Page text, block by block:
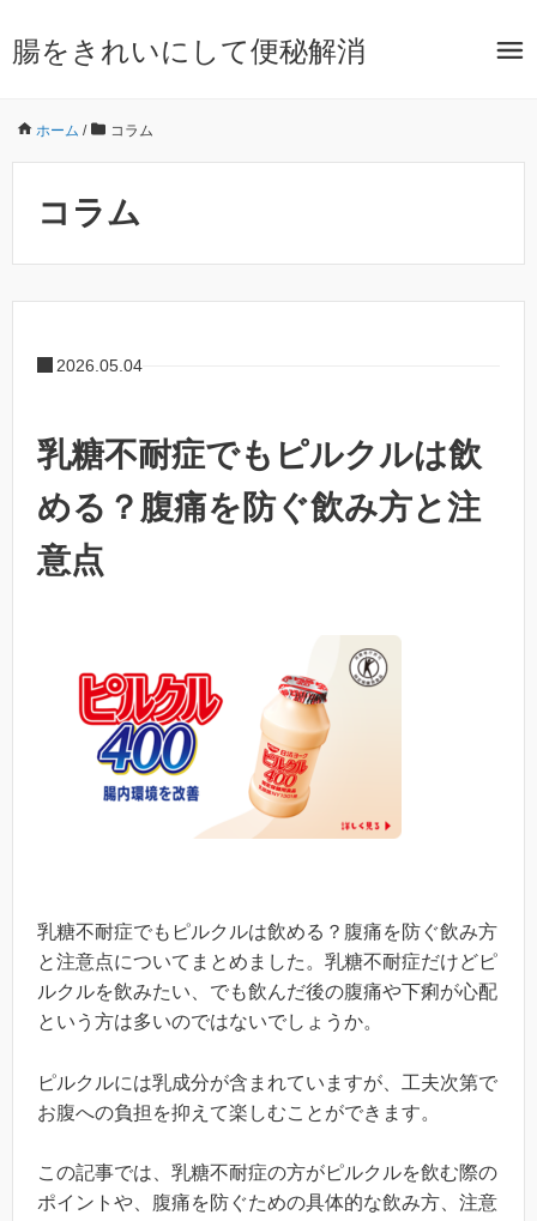
腸をきれいにして便秘解消
ホーム / コラム
コラム
2026.05.04
乳糖不耐症でもピルクルは飲
める？腹痛を防ぐ飲み方と注
意点
乳糖不耐症でもピルクルは飲める？腹痛を防ぐ飲み方
と注意点についてまとめました。乳糖不耐症だけどピ
ルクルを飲みたい、でも飲んだ後の腹痛や下痢が心配
という方は多いのではないでしょうか。
ピルクルには乳成分が含まれていますが、工夫次第で
お腹への負担を抑えて楽しむことができます。
この記事では、乳糖不耐症の方がピルクルを飲む際の
ポイントや、腹痛を防ぐための具体的な飲み方、注意